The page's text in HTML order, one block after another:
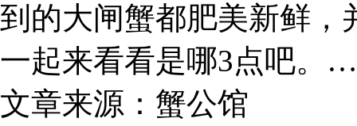
到的大闸蟹都肥美新鲜，
一起来看看是哪3点吧
文章来源：蟹公馆